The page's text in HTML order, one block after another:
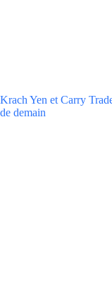
Krach Yen et Carry
de demain